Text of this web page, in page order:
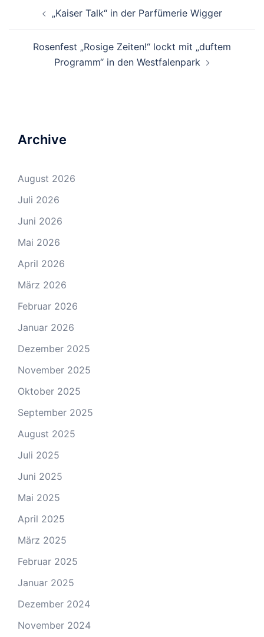
Navigation„Kaiser Talk“ in der Parfümerie Wigger
Rosenfest „Rosige Zeiten!“ lockt mit „duftem
Programm“ in den Westfalenpark
Archive
August 2026
Juli 2026
Juni 2026
Mai 2026
April 2026
März 2026
Februar 2026
Januar 2026
Dezember 2025
November 2025
Oktober 2025
September 2025
August 2025
Juli 2025
Juni 2025
Mai 2025
April 2025
März 2025
Februar 2025
Januar 2025
Dezember 2024
November 2024